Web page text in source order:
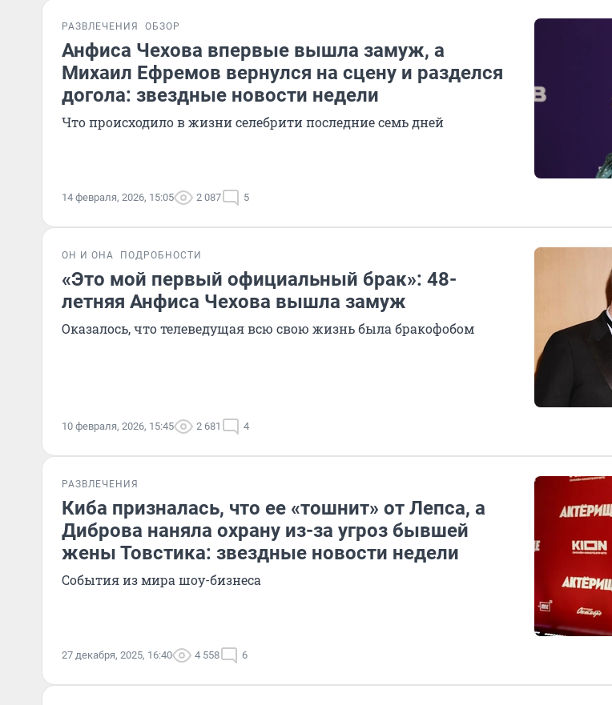
РАЗВЛЕЧЕНИЯ ОБЗОР
Анфиса Чехова впервые вышла замуж, а
Михаил Ефремов вернулся на сцену и разделся
догола: звездные новости недели
Что происходило в жизни селебрити последние семь дней
14 февраля, 2026, 15:05 2 087 5
ОН И ОНА ПОДРОБНОСТИ
«Это мой первый официальный брак»: 48-
летняя Анфиса Чехова вышла замуж
Оказалось, что телеведущая всю свою жизнь была бракофобом
10 февраля, 2026, 15:45 2 681 4
РАЗВЛЕЧЕНИЯ
Киба призналась, что ее «тошнит» от Лепса, а
Диброва наняла охрану из-за угроз бывшей
жены Товстика: звездные новости недели
События из мира шоу-бизнеса
27 декабря, 2025, 16:40 4 558 6